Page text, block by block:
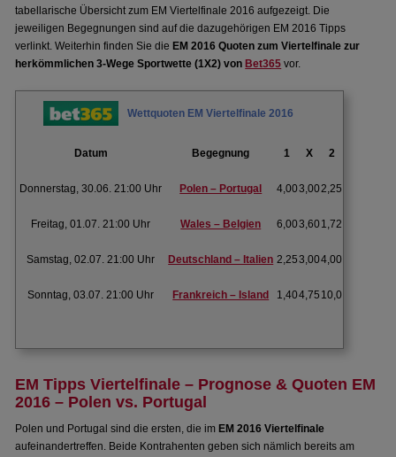
tabellarische Übersicht zum EM Viertelfinale 2016 aufgezeigt. Die
jeweiligen Begegnungen sind auf die dazugehörigen EM 2016 Tipps
verlinkt. Weiterhin finden Sie die EM 2016 Quoten zum Viertelfinale zur
herkömmlichen 3-Wege Sportwette (1X2) von Bet365 vor.
Wettquoten EM Viertelfinale 2016
Datum Begegnung 1 X 2
Donnerstag, 30.06. 21:00 Uhr Polen – Portugal 4,003,002,25
Freitag, 01.07. 21:00 Uhr Wales – Belgien 6,003,60 1,72
Samstag, 02.07. 21:00 Uhr Deutschland – Italien 2,253,004,00
Sonntag, 03.07. 21:00 Uhr Frankreich – Island 1,404,75 10,0
EM Tipps Viertelfinale – Prognose & Quoten EM
2016 – Polen vs. Portugal
Polen und Portugal sind die ersten, die im EM 2016 Viertelfinale
aufeinandertreffen. Beide Kontrahenten geben sich nämlich bereits am